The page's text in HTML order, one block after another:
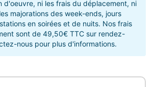
d'oeuvre, ni les frais du déplacement, ni
majorations des week-ends, jours
en soirées et de nuits. Nos frais
sont de 49,50€ TTC sur rendez-
nous pour plus d'informations.